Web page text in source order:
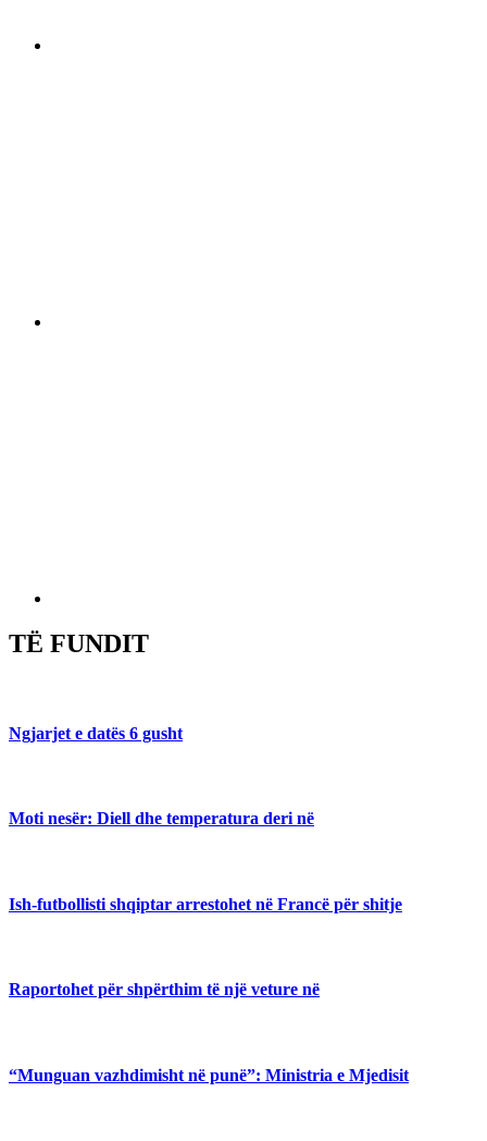
TË FUNDIT
Ngjarjet e datës 6 gusht
Moti nesër: Diell dhe temperatura deri në
Ish-futbollisti shqiptar arrestohet në Francë për shitje
Raportohet për shpërthim të një veture në
“Munguan vazhdimisht në punë”: Ministria e Mjedisit